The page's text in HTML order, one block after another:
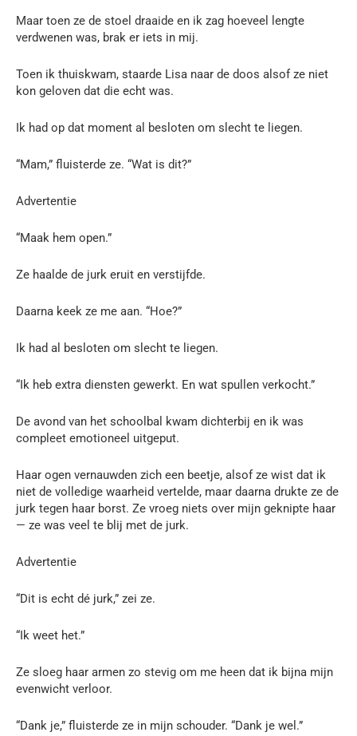
Maar toen ze de stoel draaide en ik zag hoeveel lengte
verdwenen was, brak er iets in mij.
Toen ik thuiskwam, staarde Lisa naar de doos alsof ze niet
kon geloven dat die echt was.
Ik had op dat moment al besloten om slecht te liegen.
“Mam,” fluisterde ze. “Wat is dit?”
Advertentie
“Maak hem open.”
Ze haalde de jurk eruit en verstijfde.
Daarna keek ze me aan. “Hoe?”
Ik had al besloten om slecht te liegen.
“Ik heb extra diensten gewerkt. En wat spullen verkocht.”
De avond van het schoolbal kwam dichterbij en ik was
compleet emotioneel uitgeput.
Haar ogen vernauwden zich een beetje, alsof ze wist dat ik
niet de volledige waarheid vertelde, maar daarna drukte ze de
jurk tegen haar borst. Ze vroeg niets over mijn geknipte haar
— ze was veel te blij met de jurk.
Advertentie
“Dit is echt dé jurk,” zei ze.
“Ik weet het.”
Ze sloeg haar armen zo stevig om me heen dat ik bijna mijn
evenwicht verloor.
“Dank je,” fluisterde ze in mijn schouder. “Dank je wel.”